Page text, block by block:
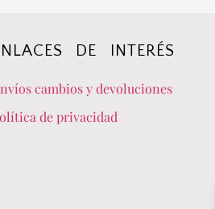
DE INTERÉS
cambios y devoluciones
de privacidad